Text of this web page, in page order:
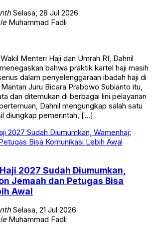
Selasa, 28 Jul 2026
Muhammad Fadli
Menteri Haji dan Umrah RI, Dahnil
bahwa praktik kartel haji masih
dalam penyelenggaraan ibadah haji di
Juru Bicara Prabowo Subianto itu,
dan ditemukan di berbagai lini pelayanan
Dahnil mengungkap salah satu
diungkap pemerintah, […]
2027 Sudah Diumumkan,
Jemaah dan Petugas Bisa
Awal
Selasa, 21 Jul 2026
Muhammad Fadli